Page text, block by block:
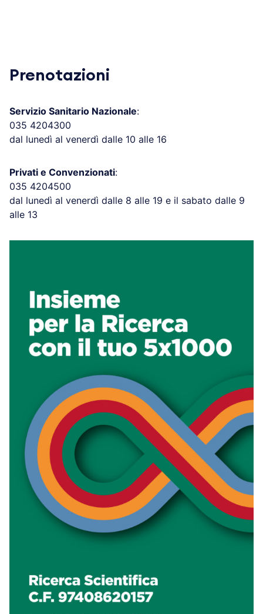
Prenotazioni
Servizio Sanitario Nazionale:
035 4204300
dal lunedì al venerdì dalle 10 alle 16
Privati e Convenzionati:
035 4204500
dal lunedì al venerdì dalle 8 alle 19 e il sabato dalle 9
alle 13